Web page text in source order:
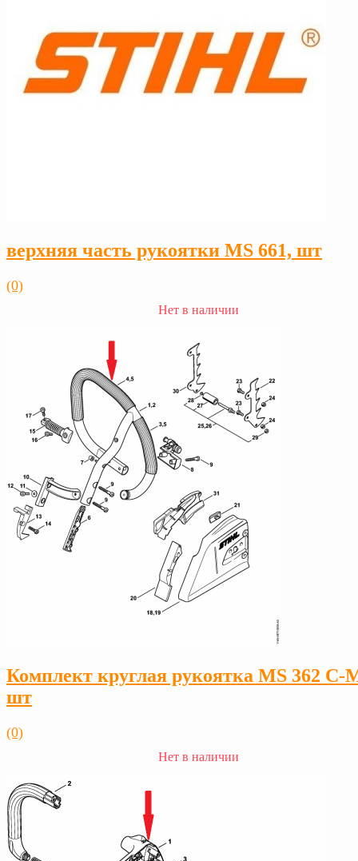
верхняя часть рукоятки MS 661, шт
(0)
Нет в наличии
Комплект круглая рукоятка MS 362 C-
шт
(0)
Нет в наличии